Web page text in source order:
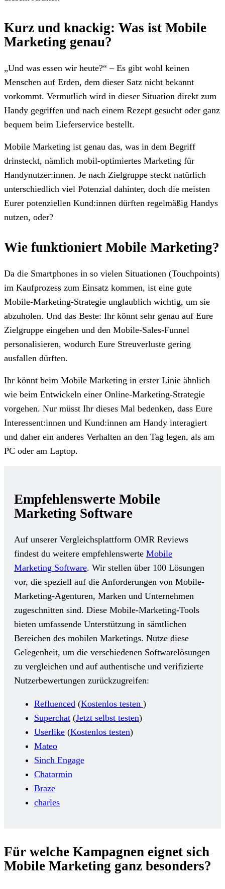
Kurz und knackig: Was ist Mobile
Marketing genau?
„Und was essen wir heute?“ – Es gibt wohl keinen
Menschen auf Erden, dem dieser Satz nicht bekannt
vorkommt. Vermutlich wird in dieser Situation direkt zum
Handy gegriffen und nach einem Rezept gesucht oder ganz
bequem beim Lieferservice bestellt.
Mobile Marketing ist genau das, was in dem Begriff
drinsteckt, nämlich mobil-optimiertes Marketing für
Handynutzer:innen. Je nach Zielgruppe steckt natürlich
unterschiedlich viel Potenzial dahinter, doch die meisten
Eurer potenziellen Kund:innen dürften regelmäßig Handys
nutzen, oder?
Wie funktioniert Mobile Marketing?
Da die Smartphones in so vielen Situationen (Touchpoints)
im Kaufprozess zum Einsatz kommen, ist eine gute
Mobile-Marketing-Strategie unglaublich wichtig, um sie
abzuholen. Und das Beste: Ihr könnt sehr genau auf Eure
Zielgruppe eingehen und den Mobile-Sales-Funnel
personalisieren, wodurch Eure Streuverluste gering
ausfallen dürften.
Ihr könnt beim Mobile Marketing in erster Linie ähnlich
wie beim Entwickeln einer Online-Marketing-Strategie
vorgehen. Nur müsst Ihr dieses Mal bedenken, dass Eure
Interessent:innen und Kund:innen am Handy interagiert
und daher ein anderes Verhalten an den Tag legen, als am
PC oder am Laptop.
Empfehlenswerte Mobile
Marketing Software
Auf unserer Vergleichsplattform OMR Reviews
findest du weitere empfehlenswerte Mobile
Marketing Software. Wir stellen über 100 Lösungen
vor, die speziell auf die Anforderungen von Mobile-
Marketing-Agenturen, Marken und Unternehmen
zugeschnitten sind. Diese Mobile-Marketing-Tools
bieten umfassende Unterstützung in sämtlichen
Bereichen des mobilen Marketings. Nutze diese
Gelegenheit, um die verschiedenen Softwarelösungen
zu vergleichen und auf authentische und verifizierte
Nutzerbewertungen zurückzugreifen:
Refluenced (Kostenlos testen )
Superchat (Jetzt selbst testen)
Userlike (Kostenlos testen)
Mateo
Sinch Engage
Chatarmin
Braze
charles
Für welche Kampagnen eignet sich
Mobile Marketing ganz besonders?